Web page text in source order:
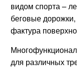
видом спорта –
беговые
фактура
для различных